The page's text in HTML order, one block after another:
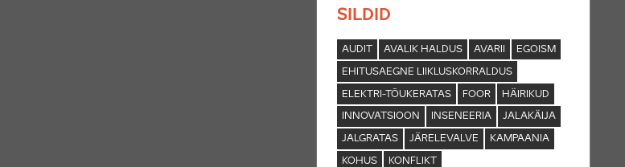
SILDID
AUDIT AVALIK HALDUS AVARII
EGOISM
EHITUSAEGNE LIIKLUSKORRALDUS
ELEKTRI-TÕUKERATAS
FOOR
HÄIRIKUD
INNOVATSIOON
INSENEERIA
JALAKÄIJA
JALGRATAS
JÄRELEVALVE
KAMPAANIA
KOHUS
KONFLIKT